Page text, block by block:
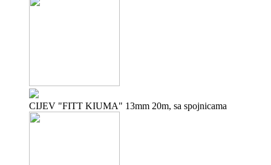
CIJEV "FITT KIUMA" 13mm 20m, sa spojnicama